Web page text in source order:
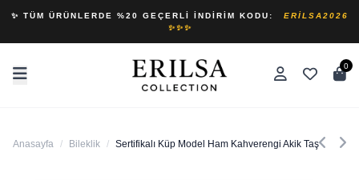
✨ TÜM ÜRÜNLERDE %20 GEÇERLI İNDIRIM KODU:
ERILSA2026
✨✨✨
0
Anasayfa / Bileklik / Sertifikalı Küp Model Ham Kahverengi Akik Taşı Bileklik